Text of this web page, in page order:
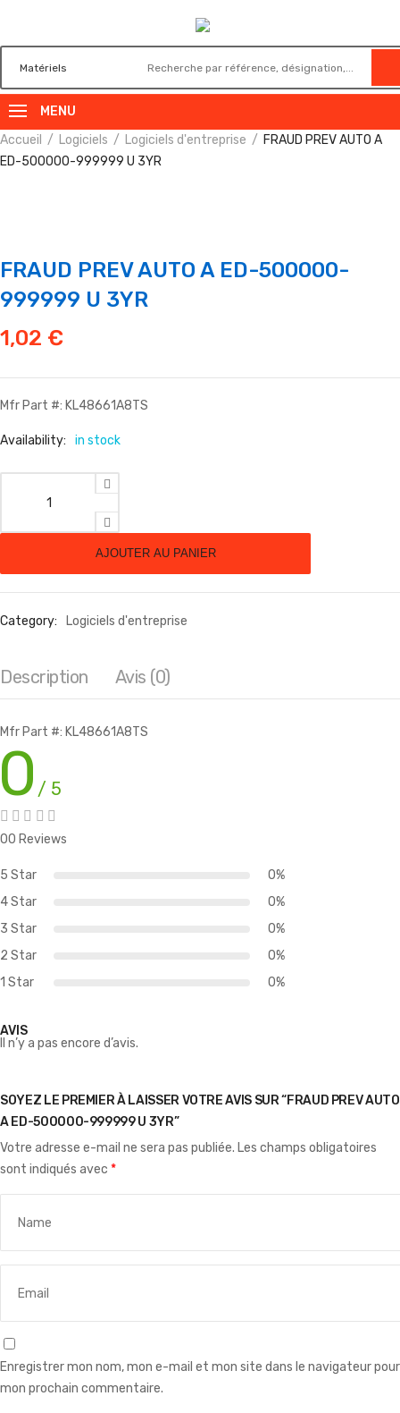
MENU
Accueil
Logiciels Logiciels d'entreprise
FRAUD PREV AUTO A
ED-500000-999999 U 3YR
FRAUD PREV AUTO A ED-500000-
999999 U 3YR
1,02 €
Mfr Part #: KL48661A8TS
Availability: in stock
quantité de FRAUD PREV AUTO A ED-500000-999999 U 3YR
AJOUTER AU PANIER
Category: Logiciels d'entreprise
Description Avis (0)
Mfr Part #: KL48661A8TS
/ 5
00 Reviews
5 Star
0%
4 Star
0%
3 Star
0%
2 Star
0%
1 Star
0%
AVIS
Il n’y a pas encore d’avis.
SOYEZ LE PREMIER À LAISSER VOTRE AVIS SUR “FRAUD PREV AUTO
A ED-500000-999999 U 3YR”
Votre adresse e-mail ne sera pas publiée. Les champs obligatoires
sont indiqués avec *
Enregistrer mon nom, mon e-mail et mon site dans le navigateur pour
mon prochain commentaire.